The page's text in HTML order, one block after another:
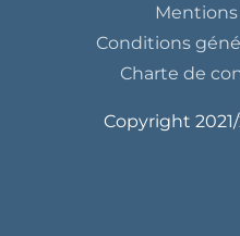
Conditions
Charte de
Copyright 2021/